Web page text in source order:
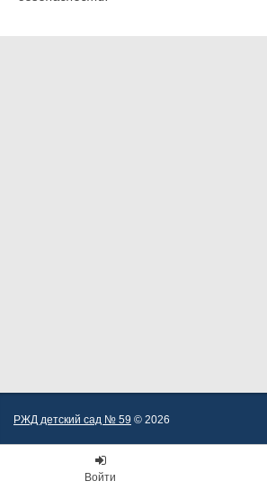
РЖД детский сад № 59 © 2026
Войти